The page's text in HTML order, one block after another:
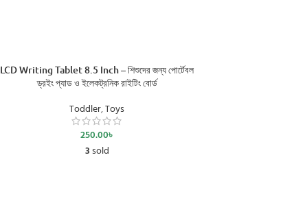
ADD TO CART
LCD Writing Tablet 8.5 Inch – শিশুদের জন্য পোর্টেবল
ড্রইং প্যাড ও ইলেকট্রনিক রাইটিং বোর্ড
Toddler,Toys
250.00৳
3sold